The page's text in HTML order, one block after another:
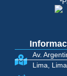
Av.
Lima,